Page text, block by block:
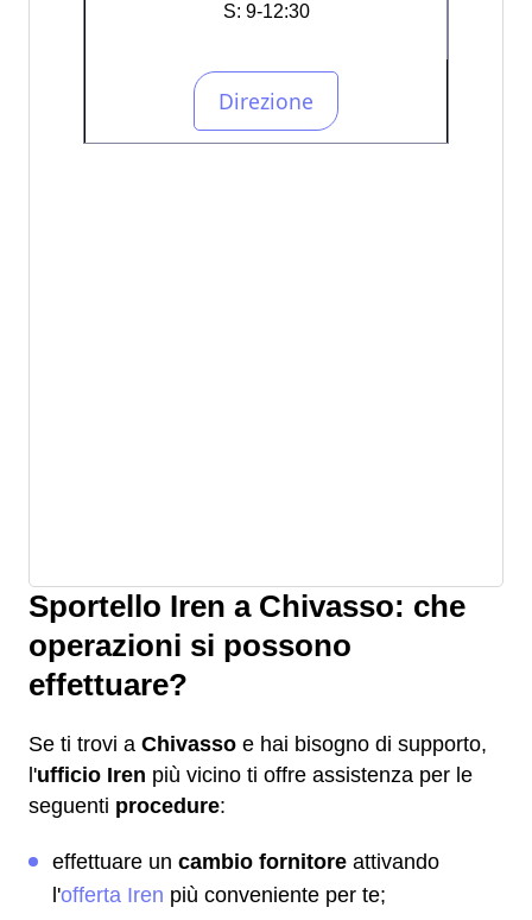
S: 9-12:30
Sportello Iren a Chivasso: che
operazioni si possono
effettuare?
Se ti trovi a Chivasso e hai bisogno di supporto,
l'ufficio Iren più vicino ti offre assistenza per le
seguenti procedure:
effettuare un cambio fornitore attivando
l'offerta Iren più conveniente per te;